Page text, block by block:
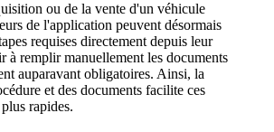
ou de la vente d'un véhicule
de l'application peuvent désormais
requises directement depuis leur
à remplir manuellement les documents
auparavant obligatoires. Ainsi, la
et des documents facilite ces
rapides.